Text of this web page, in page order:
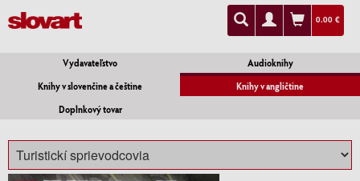
0.00 €
Vydavateľstvo
Audioknihy
Knihy v slovenčine a češtine
Knihy v angličtine
Doplnkový tovar